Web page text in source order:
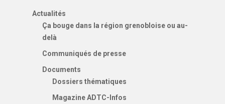
Actualités
Ça bouge dans la région grenobloise ou au-
delà
Communiqués de presse
Documents
Dossiers thématiques
Magazine ADTC-Infos